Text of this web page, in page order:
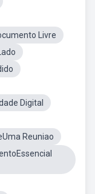
Livre
Digital
Reuniao